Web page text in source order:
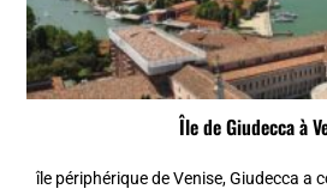
Île de Giudecca à
île périphérique de Venise, Giudecca a